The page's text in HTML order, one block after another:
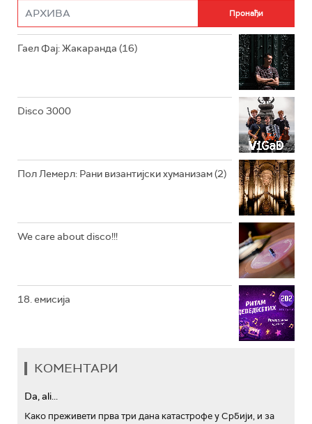
РАДИО РОКЕНРОЛЕР
РАДИО ЏЕЗЕР
Гаел Фај: Жакаранда (16)
Disco 3000
Пол Лемерл: Рани византијски хуманизам (2)
We care about disco!!!
18. емисија
КОМЕНТАРИ
Da, ali...
Како преживети прва три дана катастрофе у Србији, и за